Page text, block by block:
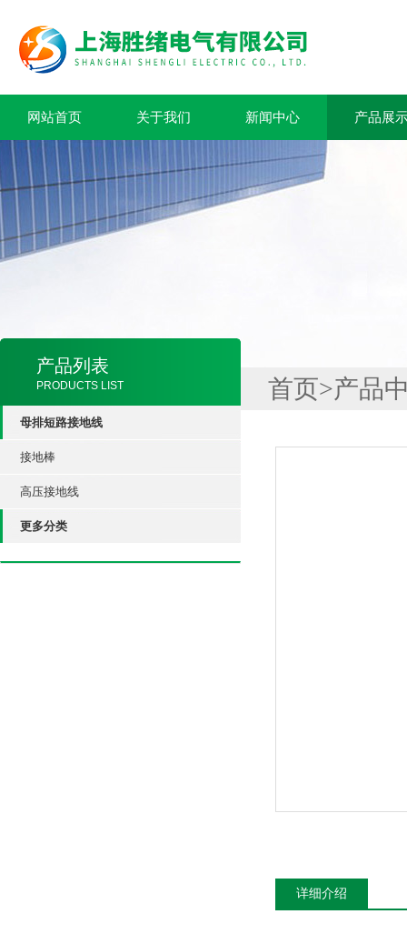
网站首页 关于我们 新闻中心 产品展
产品列表
PRODUCTS LIST
母排短路接地线
接地棒
高压接地线
更多分类
首页>产品
详细介绍